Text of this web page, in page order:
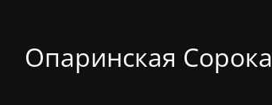
Опаринская Сорока